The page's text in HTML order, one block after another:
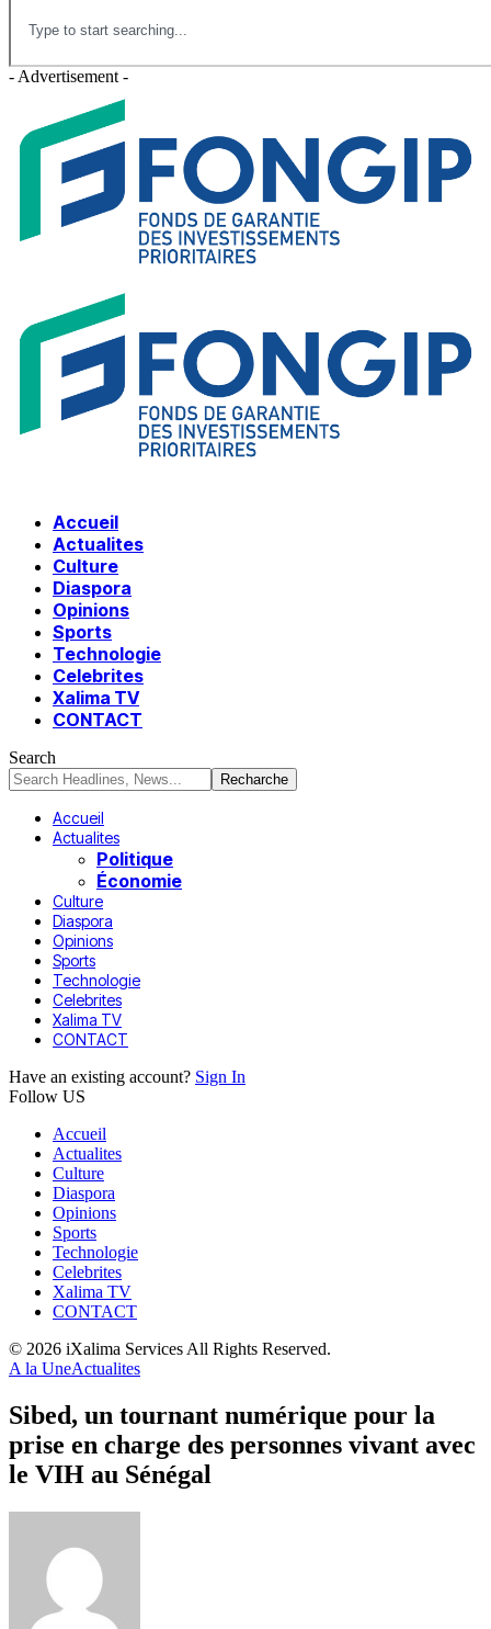
- Advertisement -
Accueil
Actualites
Culture
Diaspora
Opinions
Sports
Technologie
Celebrites
Xalima TV
CONTACT
Search
Accueil
Actualites
Politique
Économie
Culture
Diaspora
Opinions
Sports
Technologie
Celebrites
Xalima TV
CONTACT
Have an existing account? Sign In
Follow US
Accueil
Actualites
Culture
Diaspora
Opinions
Sports
Technologie
Celebrites
Xalima TV
CONTACT
© 2026 iXalima Services All Rights Reserved.
A la UneActualites
Sibed, un tournant numérique pour la
prise en charge des personnes vivant avec
le VIH au Sénégal